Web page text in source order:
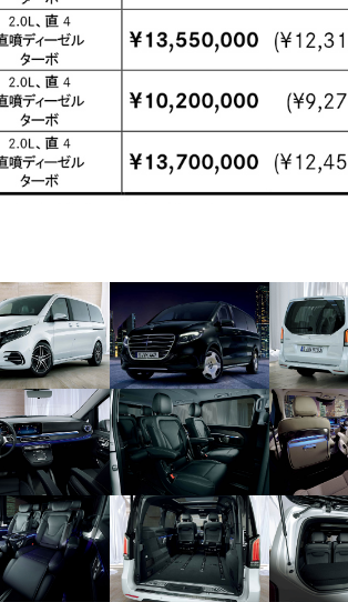
レクサス
ホンダ
スバル
三菱
ダイハツ
光岡
その他